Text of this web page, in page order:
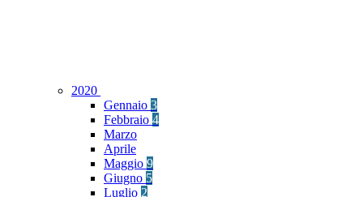
2020
Gennaio 3
Febbraio 4
Marzo
Aprile
Maggio 9
Giugno 5
Luglio 2